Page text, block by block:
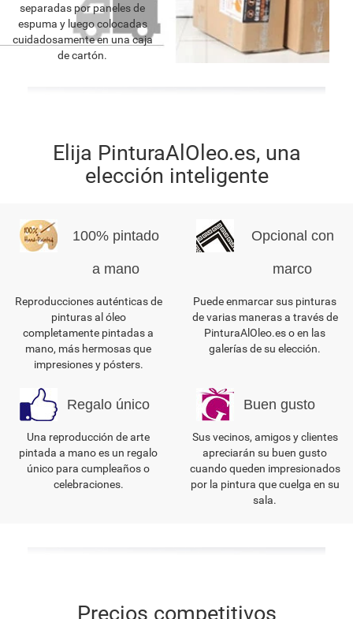
separadas por paneles de
espuma y luego colocadas
cuidadosamente en una caja
de cartón.
Elija PinturaAlOleo.es, una
elección inteligente
100% pintado
a mano
Reproducciones auténticas de
pinturas al óleo
completamente pintadas a
mano, más hermosas que
impresiones y pósters.
Opcional con
marco
Puede enmarcar sus pinturas
de varias maneras a través de
PinturaAlOleo.es o en las
galerías de su elección.
Regalo único
Una reproducción de arte
pintada a mano es un regalo
único para cumpleaños o
celebraciones.
Buen gusto
Sus vecinos, amigos y clientes
apreciarán su buen gusto
cuando queden impresionados
por la pintura que cuelga en su
sala.
Precios competitivos